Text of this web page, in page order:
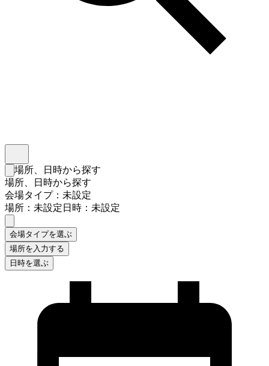
検索フォームを閉じる
場所、日時から探す
場所、日時から探す
会場タイプ：未設定
場所：未設定日時：未設定
会場タイプを選ぶ
場所を入力する
日時を選ぶ